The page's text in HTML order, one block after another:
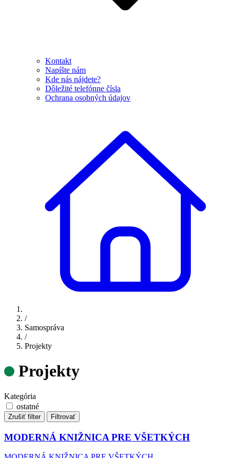
Kontakt
Napíšte nám
Kde nás nájdete?
Dôležité telefónne čísla
Ochrana osobných údajov
/
Samospráva
/
Projekty
Projekty
Kategória
ostatné
Zrušiť filter Filtrovať
MODERNÁ KNIŽNICA PRE VŠETKÝCH